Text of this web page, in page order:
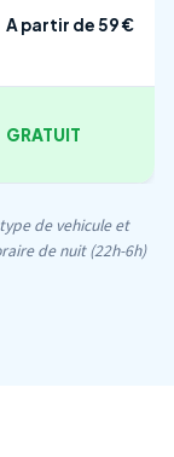
A partir de 59 €
GRATUIT
de vehicule et
de nuit (22h-6h)